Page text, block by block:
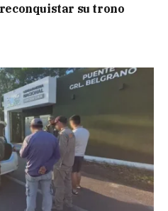
su trono